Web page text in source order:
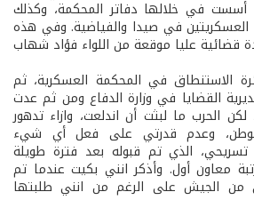
أسست في خلالها دفاتر المحكمة، وكذلك
العسكريتين في صيدا والفياضية. وفي هذه
قضائية عليا موقعة من اللواء فؤاد شهاب
الاستنطاق في المحكمة العسكرية، ثم
1973 الى مديرية القضايا في وزارة الدفاع ومن ثم عدت
الحرب ما لبثت أن اندلعت، وازاء تدهور
الوطن، وعدم قدرتي على فعل أي شيء
الذي تم قبوله بعد فترة طويلة
برتبة معاون أول. وأذكر انني بكيت عندما تم
من الجيش على الرغم من انني طلبتها